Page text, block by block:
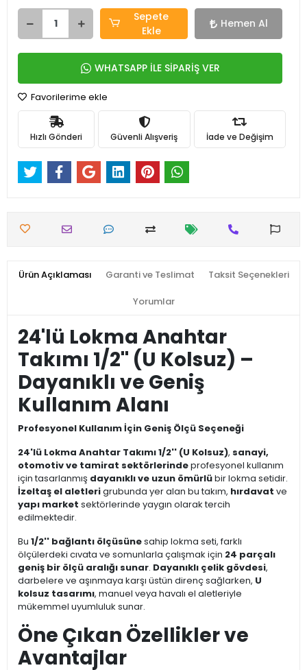
Sepete
Ekle
Hemen Al
WHATSAPP İLE SİPARİŞ VER
Favorilerime ekle
Hızlı Gönderi Güvenli Alışveriş İade ve Değişim
Ürün Açıklaması Garanti ve Teslimat Taksit Seçenekleri
Yorumlar
24'lü Lokma Anahtar
Takımı 1/2'' (U Kolsuz) –
Dayanıklı ve Geniş
Kullanım Alanı
Profesyonel Kullanım İçin Geniş Ölçü Seçeneği
24'lü Lokma Anahtar Takımı 1/2'' (U Kolsuz), sanayi,
otomotiv ve tamirat sektörlerindeprofesyonel kullanım
için tasarlanmış dayanıklı ve uzun ömürlübir lokma setidir.
İzeltaş el aletlerigrubunda yer alan bu takım, hırdavat ve
yapı market sektörlerinde yaygın olarak tercih
edilmektedir.
Bu 1/2'' bağlantı ölçüsünesahip lokma seti, farklı
ölçülerdeki cıvata ve somunlarla çalışmak için 24 parçalı
geniş bir ölçü aralığı sunar. Dayanıklı çelik gövdesi,
darbelere ve aşınmaya karşı üstün direnç sağlarken, U
kolsuz tasarımı, manuel veya havalı el aletleriyle
mükemmel uyumluluk sunar.
Öne Çıkan Özellikler ve
Avantajlar